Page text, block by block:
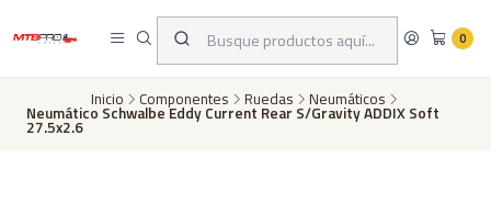
0
Despachos a todo Chile a través de Chilexpress en 24 a 72 horas hábiles
dependiento de tu ubicación | Pago con tarjeta de crédito o transferencia
Inicio Componentes Ruedas Neumáticos
Neumático Schwalbe Eddy Current Rear S/Gravity ADDIX Soft
27.5x2.6